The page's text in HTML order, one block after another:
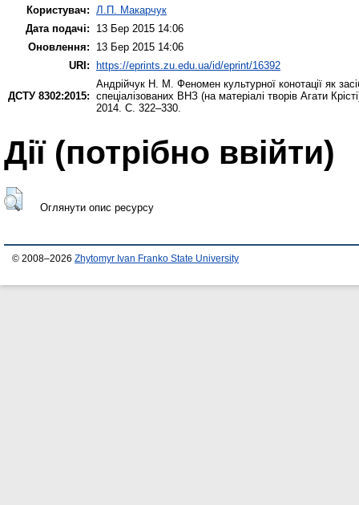
Користувач: Л.П. Макарчук
Дата подачі:
13 Бер 2015 14:06
Оновлення:
13 Бер 2015 14:06
URI:
https://eprints.zu.edu.ua/id/eprint/16392
ДСТУ 8302:2015:
Андрійчук Н. М. Феномен культурної конотації як
спеціалізованих ВНЗ (на матеріалі творів Агати
2014. С. 322–330.
Дії ​​(потрібно ввійти)
Оглянути опис ресурсу
© 2008–2026 Zhytomyr Ivan Franko State University